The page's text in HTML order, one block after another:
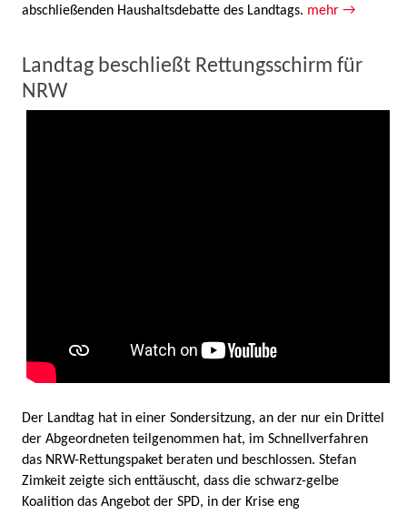
abschließenden Haushaltsdebatte des Landtags. mehr →
Landtag beschließt Rettungsschirm für
NRW
Der Landtag hat in einer Sondersitzung, an der nur ein Drittel
der Abgeordneten teilgenommen hat, im Schnellverfahren
das NRW-Rettungspaket beraten und beschlossen. Stefan
Zimkeit zeigte sich enttäuscht, dass die schwarz-gelbe
Koalition das Angebot der SPD, in der Krise eng